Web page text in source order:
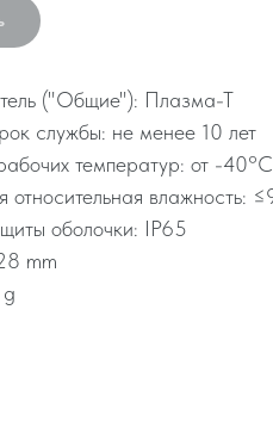
("Общие"): Плазма-Т
службы: не менее 10 лет
температур: от -
относительная влажность:
оболочки: IP65
mm